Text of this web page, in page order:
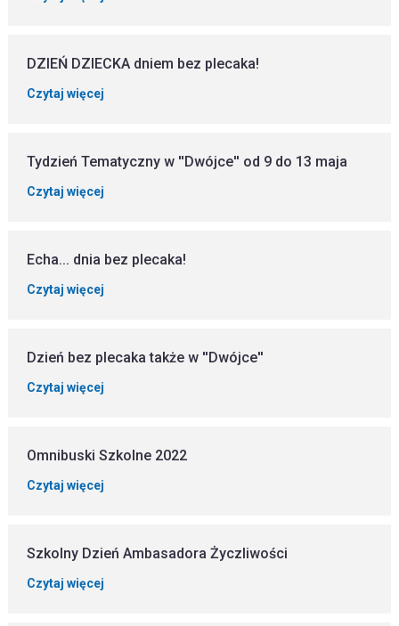
DZIEŃ DZIECKA dniem bez plecaka!
Czytaj więcej
Tydzień Tematyczny w ''Dwójce'' od 9 do 13 maja
Czytaj więcej
Echa... dnia bez plecaka!
Czytaj więcej
Dzień bez plecaka także w ''Dwójce''
Czytaj więcej
Omnibuski Szkolne 2022
Czytaj więcej
Szkolny Dzień Ambasadora Życzliwości
Czytaj więcej